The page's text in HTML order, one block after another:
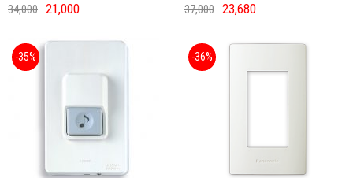
34,000 21,000 37,000 23,680
-35% -36%